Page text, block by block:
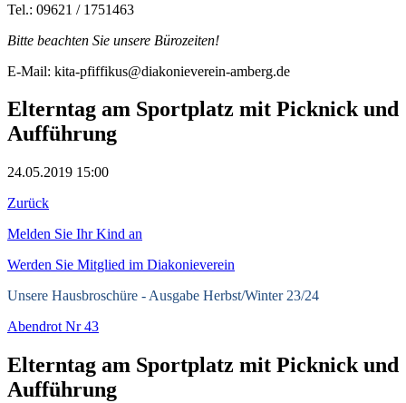
Tel.: 09621 / 1751463
Bitte beachten Sie unsere Bürozeiten!
E-Mail: kita-pfiffikus@diakonieverein-amberg.de
Elterntag am Sportplatz mit Picknick und
Aufführung
24.05.2019 15:00
Zurück
Melden Sie Ihr Kind an
Werden Sie Mitglied im Diakonieverein
Unsere Hausbroschüre - Ausgabe Herbst/Winter 23/24
Abendrot Nr 43
Elterntag am Sportplatz mit Picknick und
Aufführung